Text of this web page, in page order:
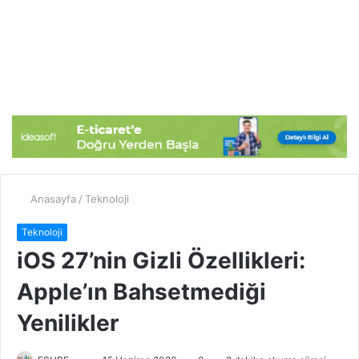
Anasayfa / Teknoloji
Teknoloji
iOS 27’nin Gizli Özellikleri:
Apple’ın Bahsetmediği
Yenilikler